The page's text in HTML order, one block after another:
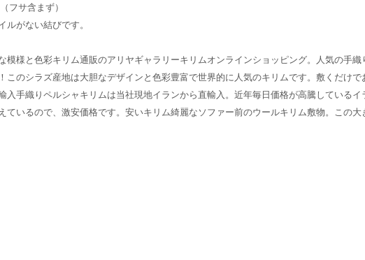
フサ含まず）
ルがない結びです。
模様と色彩キリム通販のアリヤギャラリーキリムオンラインショッピング。人気の手
このシラズ産地は大胆なデザインと色彩豊富で世界的に人気のキリムです。敷くだけ
入手織りペルシャキリムは当社現地イランから直輸入。近年毎日価格が高騰しているイ
ているので、激安価格です。安いキリム綺麗なソファー前のウールキリム敷物。この